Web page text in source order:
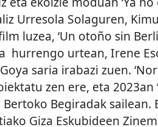
Urresola Solaguren,
luzea, ‘Un otoño sin
hurrengo urtean, Irene
saria irabazi zuen.
zen ere, eta
Begiradak sailean.
Giza Eskubideen